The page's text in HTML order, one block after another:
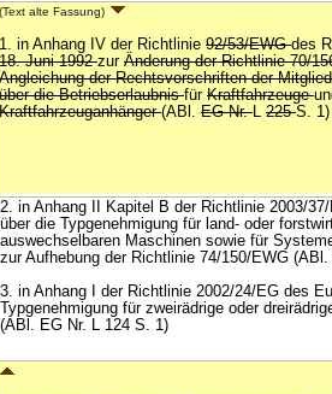
(Text alte Fassung)
1. in Anhang IV der Richtlinie 92/53/EWGdes
18. Juni 1992zur Änderung der Richtlinie 70/
Angleichung der Rechtsvorschriften der
über die Betriebserlaubnisfür Kraftfahrzeuge
Kraftfahrzeuganhänger(ABl. EG Nr.L 225S. 1)
2. in Anhang II Kapitel B der Richtlinie 2003/
über die Typgenehmigung für land- oder
auswechselbaren Maschinen sowie für
zur Aufhebung der Richtlinie 74/150/EWG
3. in Anhang I der Richtlinie 2002/24/EG des
Typgenehmigung für zweirädrige oder
(ABl. EG Nr. L 124 S. 1)